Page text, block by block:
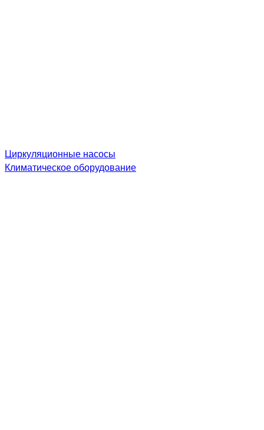
Циркуляционные насосы
Климатическое оборудование